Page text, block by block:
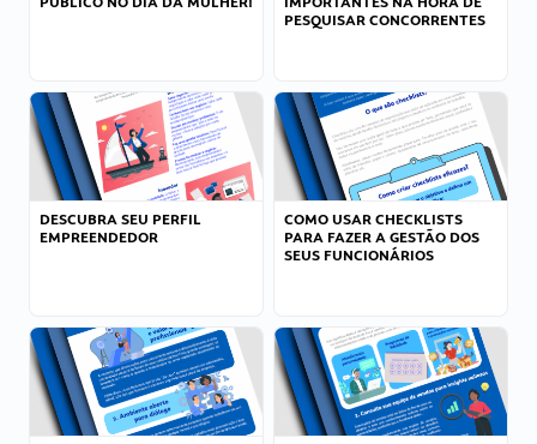
PESQUISAR CONCORRENTES
DESCUBRA SEU PERFIL
EMPREENDEDOR
COMO USAR CHECKLISTS
PARA FAZER A GESTÃO DOS
SEUS FUNCIONÁRIOS